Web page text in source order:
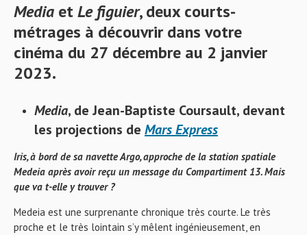
Media etLe figuier, deux courts-
métrages à découvrir dans votre
cinéma du 27 décembre au 2 janvier
2023.
Media, de Jean-Baptiste Coursault, devant
les projections de Mars Express
Iris, à bord de sa navette Argo, approche de la station spatiale
Medeia après avoir reçu un message du Compartiment 13. Mais
que va t-elle y trouver ?
Medeia est une surprenante chronique très courte. Le très
proche et le très lointain s’y mêlent ingénieusement, en